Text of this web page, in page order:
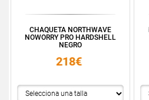
CHAQUETA NORTHWAVE
NOWORRY PRO HARDSHELL
NEGRO
218€